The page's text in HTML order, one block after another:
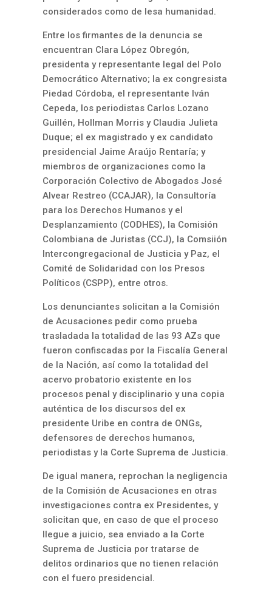
considerados como de lesa humanidad.
Entre los firmantes de la denuncia se
encuentran Clara López Obregón,
presidenta y representante legal del Polo
Democrático Alternativo; la ex congresista
Piedad Córdoba, el representante Iván
Cepeda, los periodistas Carlos Lozano
Guillén, Hollman Morris y Claudia Julieta
Duque; el ex magistrado y ex candidato
presidencial Jaime Araújo Rentaría; y
miembros de organizaciones como la
Corporación Colectivo de Abogados José
Alvear Restreo (CCAJAR), la Consultoría
para los Derechos Humanos y el
Desplanzamiento (CODHES), la Comisión
Colombiana de Juristas (CCJ), la Comsiión
Intercongregacional de Justicia y Paz, el
Comité de Solidaridad con los Presos
Políticos (CSPP), entre otros.
Los denunciantes solicitan a la Comisión
de Acusaciones pedir como prueba
trasladada la totalidad de las 93 AZs que
fueron confiscadas por la Fiscalía General
de la Nación, así como la totalidad del
acervo probatorio existente en los
procesos penal y disciplinario y una copia
auténtica de los discursos del ex
presidente Uribe en contra de ONGs,
defensores de derechos humanos,
periodistas y la Corte Suprema de Justicia.
De igual manera, reprochan la negligencia
de la Comisión de Acusaciones en otras
investigaciones contra ex Presidentes, y
solicitan que, en caso de que el proceso
llegue a juicio, sea enviado a la Corte
Suprema de Justicia por tratarse de
delitos ordinarios que no tienen relación
con el fuero presidencial.